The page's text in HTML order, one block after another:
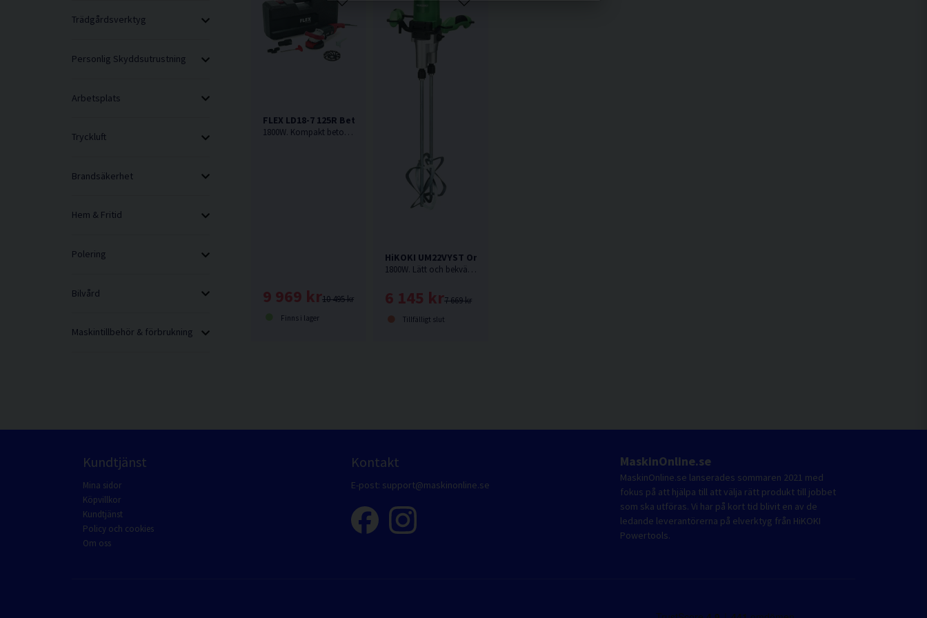
Trädgårdsverktyg
Personlig Skyddsutrustning
Arbetsplats
Tryckluft
Brandsäkerhet
Hem & Fritid
Polering
Bilvård
Maskintillbehör & förbrukning
FLEX LD18-7 125R Betongslip 125mm (1800W)
1800W. Kompakt betongslipmaskin från FLEX med svängbart kantsegment och kraftfull 1800W motor
10 495 kr
9 969 kr
Finns i lager
HiKOKI UM22VYST Omrörare (1800W)
1800W. Lätt och bekväm omrörare med ergonomiskt grepp och dubbla maskinvispar.
7 669 kr
6 145 kr
Tillfälligt slut
Kundtjänst
Mina sidor
Köpvillkor
Kundtjänst
Policy och cookies
Om oss
Kontakt
E-post: support@maskinonline.se
MaskinOnline.se
MaskinOnline.se lanserades sommaren 2021 med
fokus på att hjälpa till att välja rätt produkt till jobbet
som ska utföras. Vi har på kort tid blivit en av de
ledande leverantörerna på elverktyg från HiKOKI
Powertools.